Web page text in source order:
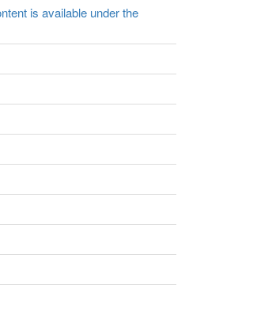
is available under the